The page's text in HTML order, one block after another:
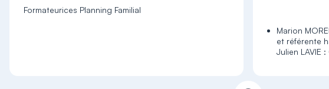
Formateurices Planning Familial
Marion
et référente
Julien LAVIE